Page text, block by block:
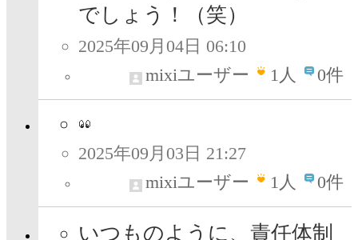
でしょう！（笑）
2025年09月04日 06:10
mixiユーザー
1人 0件
2025年09月03日 21:27
mixiユーザー
1人 0件
いつものように、責任体制